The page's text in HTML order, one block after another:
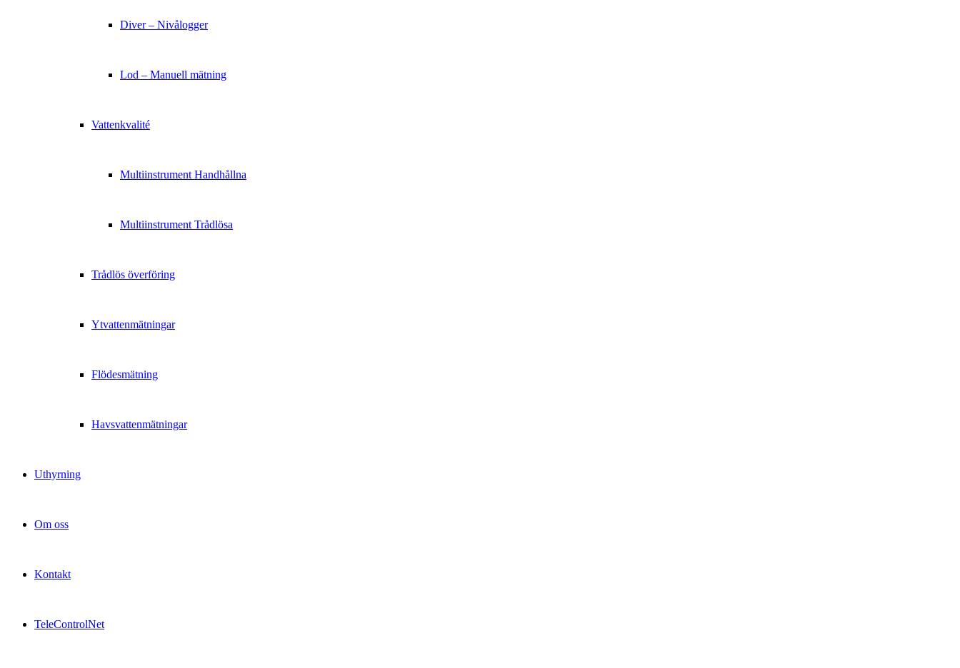
Diver – Nivålogger
Lod – Manuell mätning
Vattenkvalité
Multiinstrument Handhållna
Multiinstrument Trådlösa
Trådlös överföring
Ytvattenmätningar
Flödesmätning
Havsvattenmätningar
Uthyrning
Om oss
Kontakt
TeleControlNet